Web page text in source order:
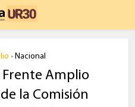
• Nacional
Amplio
la Comisión